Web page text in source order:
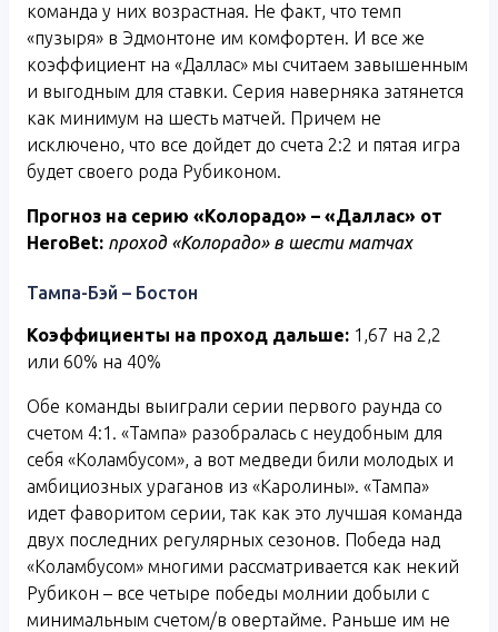
команда у них возрастная. Не факт, что темп
«пузыря» в Эдмонтоне им комфортен. И все же
коэффициент на «Даллас» мы считаем завышенным
и выгодным для ставки. Серия наверняка затянется
как минимум на шесть матчей. Причем не
исключено, что все дойдет до счета 2:2 и пятая игра
будет своего рода Рубиконом.
Прогноз на серию «Колорадо» – «Даллас» от
HeroBet: проход «Колорадо» в шести матчах
Тампа-Бэй – Бостон
Коэффициенты на проход дальше: 1,67 на 2,2
или 60% на 40%
Обе команды выиграли серии первого раунда со
счетом 4:1. «Тампа» разобралась с неудобным для
себя «Коламбусом», а вот медведи били молодых и
амбициозных ураганов из «Каролины». «Тампа»
идет фаворитом серии, так как это лучшая команда
двух последних регулярных сезонов. Победа над
«Коламбусом» многими рассматривается как некий
Рубикон – все четыре победы молнии добыли с
минимальным счетом/в овертайме. Раньше им не